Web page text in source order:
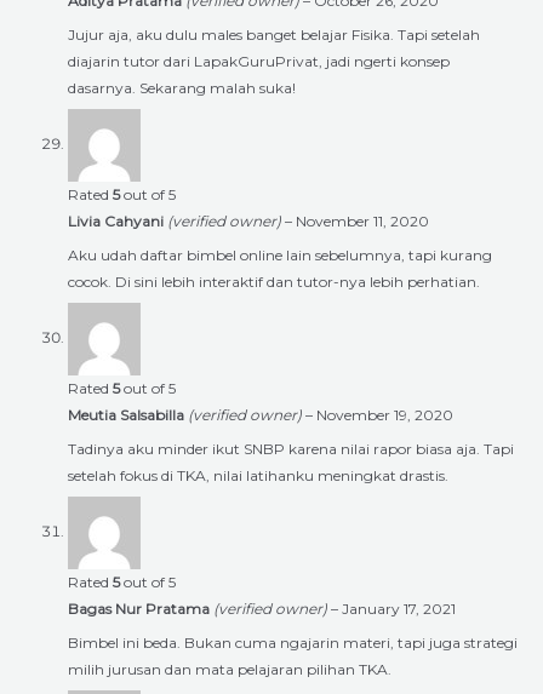
Jujur aja, aku dulu males banget belajar Fisika. Tapi setelah
diajarin tutor dari LapakGuruPrivat, jadi ngerti konsep
dasarnya. Sekarang malah suka!
Rated 5out of 5
Livia Cahyani (verified owner) – November 11, 2020
Aku udah daftar bimbel online lain sebelumnya, tapi kurang
cocok. Di sini lebih interaktif dan tutor-nya lebih perhatian.
Rated 5out of 5
Meutia Salsabilla (verified owner) – November 19, 2020
Tadinya aku minder ikut SNBP karena nilai rapor biasa aja. Tapi
setelah fokus di TKA, nilai latihanku meningkat drastis.
Rated 5out of 5
Bagas Nur Pratama (verified owner) – January 17, 2021
Bimbel ini beda. Bukan cuma ngajarin materi, tapi juga strategi
milih jurusan dan mata pelajaran pilihan TKA.